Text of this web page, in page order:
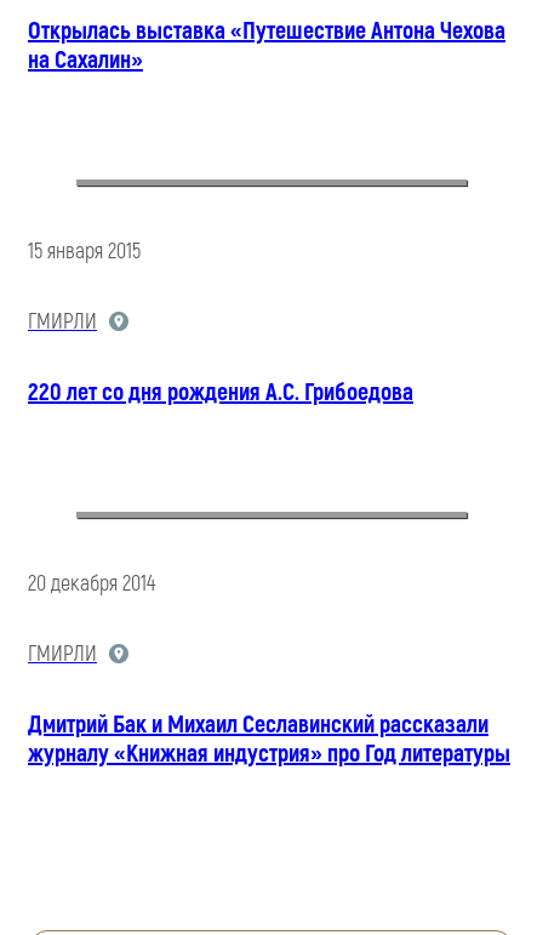
Открылась выставка «Путешествие Антона Чехова
на Сахалин»
15 января 2015
ГМИРЛИ
220 лет со дня рождения А.С. Грибоедова
20 декабря 2014
ГМИРЛИ
Дмитрий Бак и Михаил Сеславинский рассказали
журналу «Книжная индустрия» про Год литературы